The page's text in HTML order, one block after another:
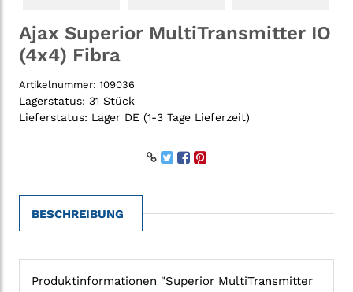
Ajax Superior MultiTransmitter IO
(4x4) Fibra
Artikelnummer: 109036
Lagerstatus: 31 Stück
Lieferstatus: Lager DE (1-3 Tage Lieferzeit)
BESCHREIBUNG
Produktinformationen "Superior MultiTransmitter